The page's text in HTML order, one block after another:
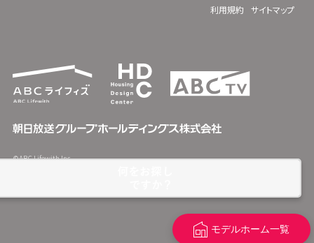
モデルホーム一覧
利用規約
サイトマップ
©ABC Lifewith Inc.